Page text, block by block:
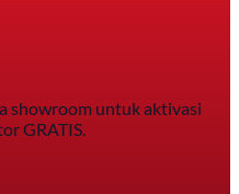
showroom untuk aktivasi
GRATIS.